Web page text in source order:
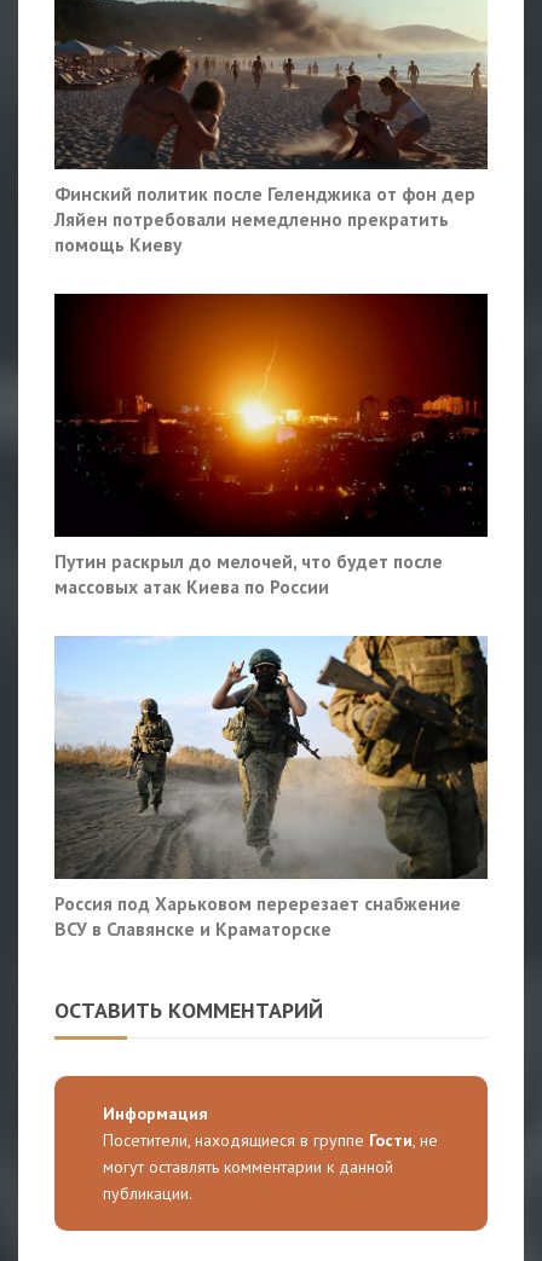
Финский политик после Геленджика от фон дер
Ляйен потребовали немедленно прекратить
помощь Киеву
Путин раскрыл до мелочей, что будет после
массовых атак Киева по России
Россия под Харьковом перерезает снабжение
ВСУ в Славянске и Краматорске
ОСТАВИТЬ КОММЕНТАРИЙ
Информация
Посетители, находящиеся в группе Гости, не
могут оставлять комментарии к данной
публикации.